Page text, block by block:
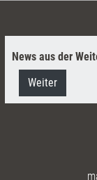
News aus der
Weiter